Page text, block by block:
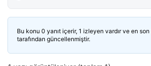
Bu konu 0 yanıt içerir, 1 izleyen vardır ve en son
tarafından güncellenmiştir.